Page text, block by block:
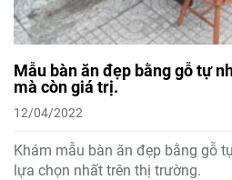
Mẫu bàn ăn đẹp bằng gỗ tự
mà còn giá trị.
12/04/2022
Khám mẫu bàn ăn đẹp bằng gỗ
lựa chọn nhất trên thị trường.